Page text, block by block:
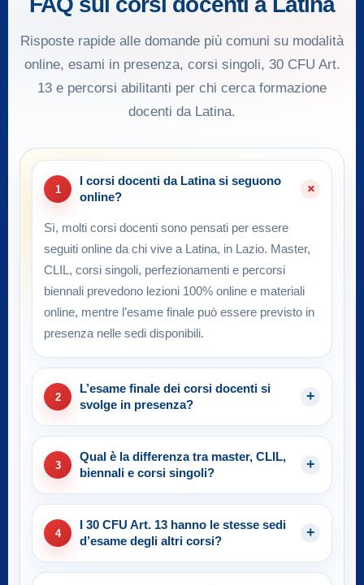
Risposte rapide alle domande più comuni su modalità
online, esami in presenza, corsi singoli, 30 CFU Art.
13 e percorsi abilitanti per chi cerca formazione
docenti da Latina.
1
I corsi docenti da Latina si seguono
online?
Sì, molti corsi docenti sono pensati per essere
seguiti online da chi vive a Latina, in Lazio. Master,
CLIL, corsi singoli, perfezionamenti e percorsi
biennali prevedono lezioni 100% online e materiali
online, mentre l’esame finale può essere previsto in
presenza nelle sedi disponibili.
2
L’esame finale dei corsi docenti si
svolge in presenza?
3
Qual è la differenza tra master, CLIL,
biennali e corsi singoli?
4
I 30 CFU Art. 13 hanno le stesse sedi
d’esame degli altri corsi?